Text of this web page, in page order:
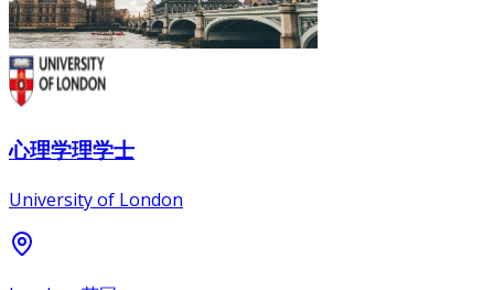
心理学理学士
University of London